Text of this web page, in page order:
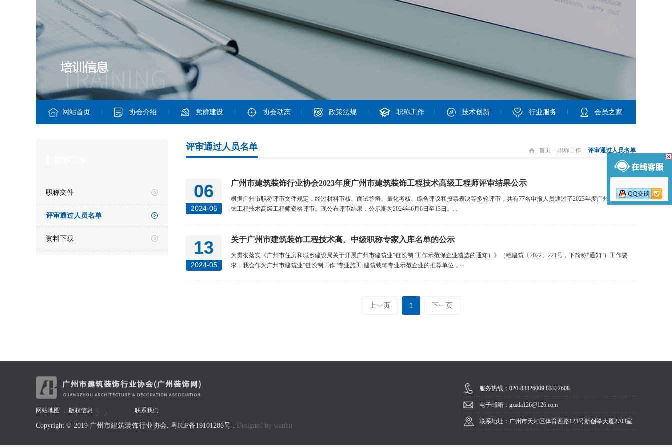
网站首页 协会介绍 党群建设 协会动态 政策法规 职称工作 技术创新 行业服务 会员之家
职称文件
评审通过人员名单
资料下载
首页 > 职称工作 > 评审通过人员名单
评审通过人员名单
06
2024-06
广州市建筑装饰行业协会2023年度广州市建筑装饰工程技术高级工程师评审结果公示
根据广州市职称评审文件规定，经过材料审核、面试答辩、量化考核、综合评议和投票表决等多轮评审，共有77名申报人员通过了2023年度广州市建筑装
饰工程技术高级工程师资格评审。现公布评审结果，公示期为2024年6月6日至13日。...
13
2024-05
关于广州市建筑装饰工程技术高、中级职称专家入库名单的公示
为贯彻落实《广州市住房和城乡建设局关于开展广州市建筑业“链长制”工作示范保企业遴选的通知）》（穗建筑〔2022〕221号，下简称“通知”）工作要
求，我会作为广州市建筑业“链长制工作”专业施工-建筑装饰专业示范企业的推荐单位，...
上一页 1 下一页
网站地图 版权信息 联系我们
Copyright © 2019 广州市建筑装饰行业协会. 粤ICP备19101286号 Designed by wanhu
服务热线：020-83326009 83327608
电子邮箱：gzada126@126.com
联系地址：广州市天河区体育西路123号新创举大厦2703室